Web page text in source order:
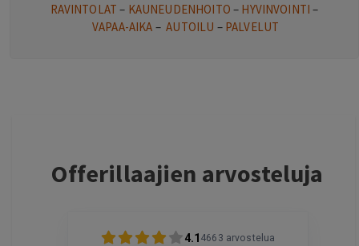
RAVINTOLAT – KAUNEUDENHOITO – HYVINVOINTI –
VAPAA-AIKA –AUTOILU – PALVELUT
Offerillaajien arvosteluja
4.1 4663 arvostelua